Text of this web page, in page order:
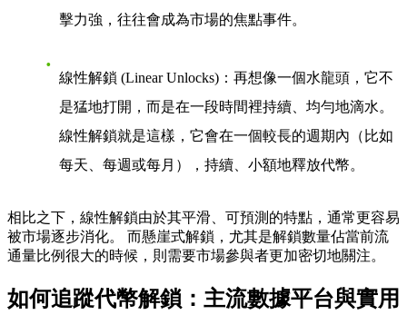
擊力強，往往會成為市場的焦點事件。
線性解鎖 (Linear Unlocks) ：再想像一個水龍頭，它不
是猛地打開，而是在一段時間裡持續、均勻地滴水。
線性解鎖就是這樣，它會在一個較長的週期內（比如
每天、每週或每月），持續、小額地釋放代幣。
相比之下，線性解鎖由於其平滑、可預測的特點，通常更容易
被市場逐步消化。 而懸崖式解鎖，尤其是解鎖數量佔當前流
通量比例很大的時候，則需要市場參與者更加密切地關注。
如何追蹤代幣解鎖：主流數據平台與實用